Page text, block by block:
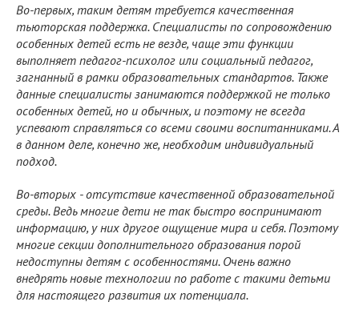
Во-первых, таким детям требуется качественная
тьюторская поддержка. Специалисты по сопровождению
особенных детей есть не везде, чаще эти функции
выполняет педагог-психолог или социальный педагог,
загнанный в рамки образовательных стандартов. Также
данные специалисты занимаются поддержкой не только
особенных детей, но и обычных, и поэтому не всегда
успевают справляться со всеми своими воспитанниками. А
в данном деле, конечно же, необходим индивидуальный
подход.
Во-вторых - отсутствие качественной образовательной
среды. Ведь многие дети не так быстро воспринимают
информацию, у них другое ощущение мира и себя. Поэтому
многие секции дополнительного образования порой
недоступны детям с особенностями. Очень важно
внедрять новые технологии по работе с такими детьми
для настоящего развития их потенциала.